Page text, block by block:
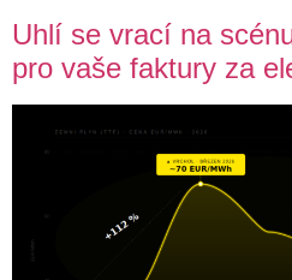
Uhlí se vrací na
pro vaše faktury za